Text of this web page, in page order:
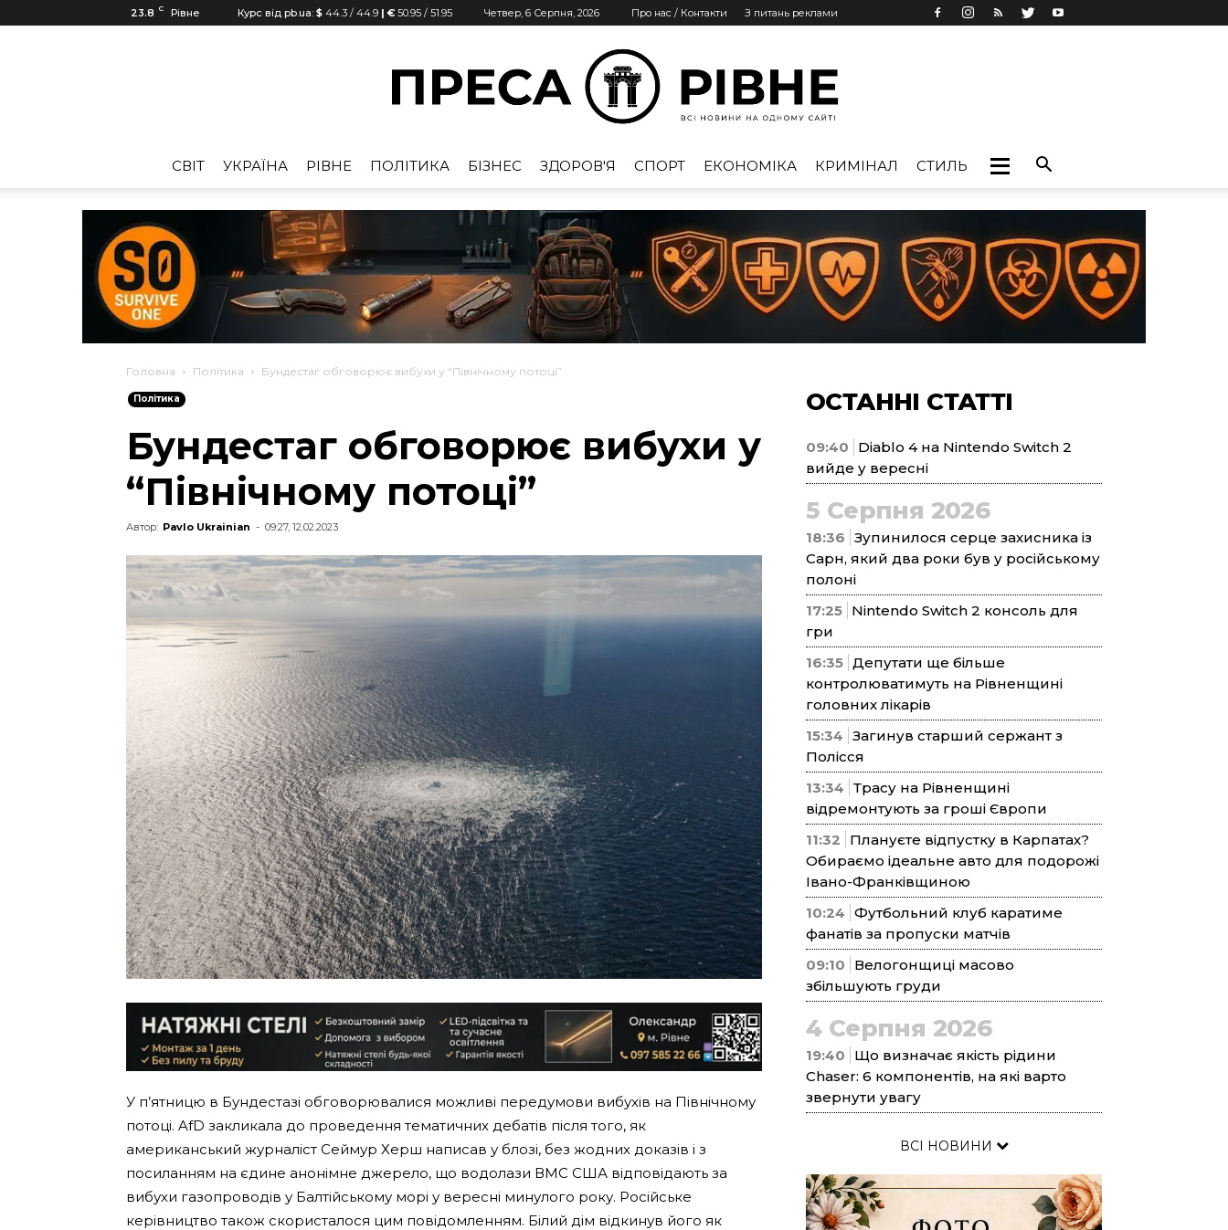
23.8 C Рівне Курс від pb.ua: $ 44.3 / 44.9 | € 50.95 / 51.95 Четвер, 6 Серпня, 2026 Про нас / Контакти З питань реклами
Рівне
CВІТ УКРАЇНА РІВНЕ ПОЛІТИКА БІЗНЕС ЗДОРОВ'Я СПОРТ ЕКОНОМІКА КРИМІНАЛ СТИЛЬ
Головна Політика Бундестаг обговорює вибухи у “Північному потоці”
Політика
Бундестаг обговорює вибухи у
“Північному потоці”
Автор: Pavlo Ukrainian - 09:27, 12.02.2023
У п’ятницю в Бундестазі обговорювалися можливі передумови вибухів на Північному
потоці. AfD закликала до проведення тематичних дебатів після того, як
американський журналіст Сеймур Херш написав у блозі, без жодних доказів і з
посиланням на єдине анонімне джерело, що водолази ВМС США відповідають за
вибухи газопроводів у Балтійському морі у вересні минулого року. Російське
керівництво також скористалося цим повідомленням. Білий дім відкинув його як
ОСТАННІ СТАТТІ
09:40
Diablo 4 на Nintendo Switch 2
вийде у вересні
5 Серпня 2026
18:36 Зупинилося серце захисника із
Сарн, який два роки був у російському
полоні
17:25 Nintendo Switch 2 консоль для
гри
16:35 Депутати ще більше
контролюватимуть на Рівненщині
головних лікарів
15:34 Загинув старший сержант з
Полісся
13:34 Трасу на Рівненщині
відремонтують за гроші Європи
11:32
Плануєте відпустку в Карпатах?
Обираємо ідеальне авто для подорожі
Івано-Франківщиною
10:24 Футбольний клуб каратиме
фанатів за пропуски матчів
09:10
Велогонщиці масово
збільшують груди
4 Серпня 2026
19:40
Що визначає якість рідини
Chaser: 6 компонентів, на які варто
звернути увагу
ВСІ НОВИНИ